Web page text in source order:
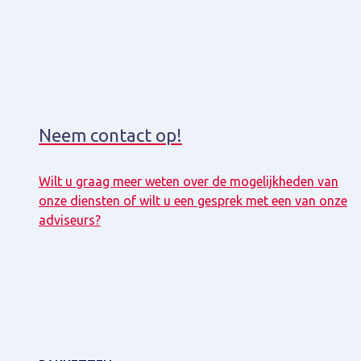
Neem contact op!
Wilt u graag meer weten over de mogelijkheden van
onze diensten of wilt u een gesprek met een van onze
adviseurs?